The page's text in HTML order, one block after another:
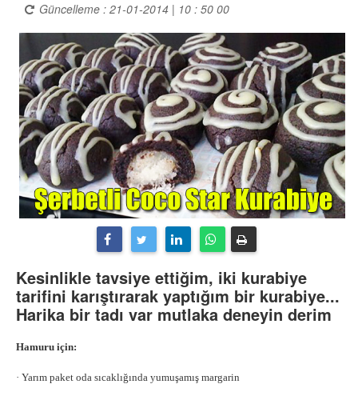
Güncelleme : 21-01-2014 | 10 : 50 00
Kesinlikle tavsiye ettiğim, iki kurabiye
tarifini karıştırarak yaptığım bir kurabiye...
Harika bir tadı var mutlaka deneyin derim
Hamuru için:
· Yarım paket oda sıcaklığında yumuşamış margarin